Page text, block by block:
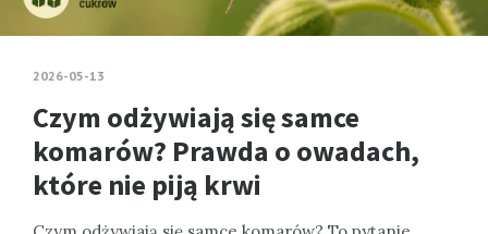
2026-05-13
Czym odżywiają się samce
komarów? Prawda o owadach,
które nie piją krwi